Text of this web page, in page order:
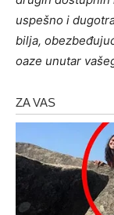
uspešno i
bilja,
oaze unutar